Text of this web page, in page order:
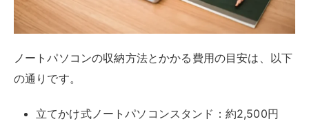
ノートパソコンの収納方法とかかる費用の目安は、以下
の通りです。
立てかけ式ノートパソコンスタンド：約2,500円